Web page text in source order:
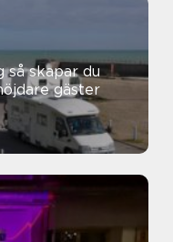
gäster